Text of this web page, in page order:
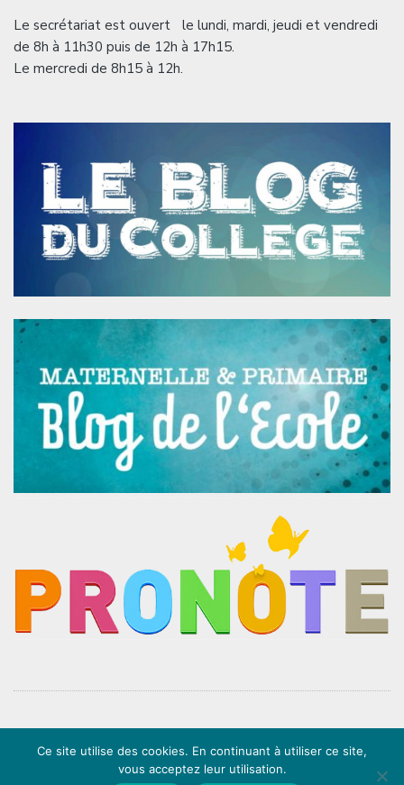
Le secrétariat est ouvert le lundi, mardi, jeudi et vendredi
de 8h à 11h30 puis de 12h à 17h15.
Le mercredi de 8h15 à 12h.
Politique de confidentialité ∙ Website by
Ce site utilise des cookies. En continuant à utiliser ce site,
vous acceptez leur utilisation.